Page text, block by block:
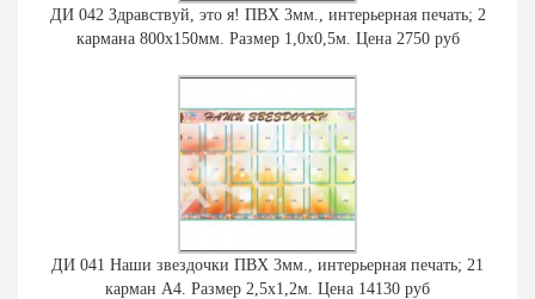
ДИ 042 Здравствуй, это я! ПВХ 3мм., интерьерная печать; 2
кармана 800х150мм. Размер 1,0х0,5м. Цена 2750 руб
ДИ 041 Наши звездочки ПВХ 3мм., интерьерная печать; 21
карман А4. Размер 2,5х1,2м. Цена 14130 руб